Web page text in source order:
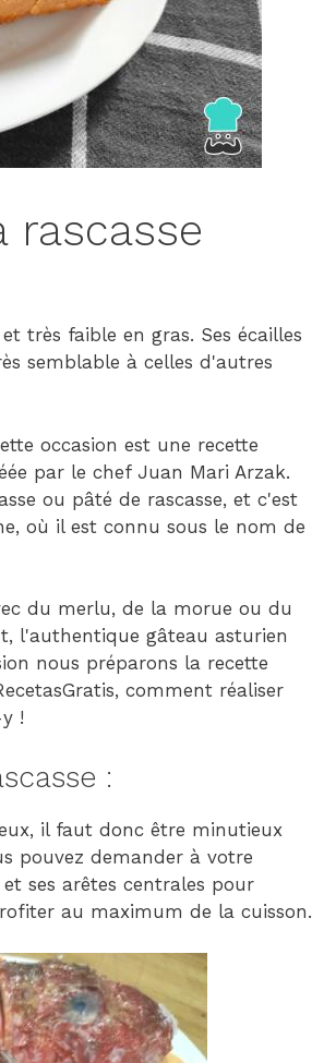
rascasse
très faible en gras. Ses écailles
semblable à celles d'autres
occasion est une recette
par le chef Juan Mari Arzak.
ou pâté de rascasse, et c'est
où il est connu sous le nom de
du merlu, de la morue ou du
l'authentique gâteau asturien
nous préparons la recette
comment réaliser
!
:
il faut donc être minutieux
pouvez demander à votre
ses arêtes centrales pour
au maximum de la cuisson.